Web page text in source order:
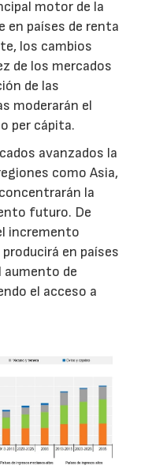
motor de la
en países de renta
los cambios
de los mercados
de las
moderarán el
per cápita.
avanzados la
como Asia,
la
futuro. De
incremento
en países
aumento de
el acceso a